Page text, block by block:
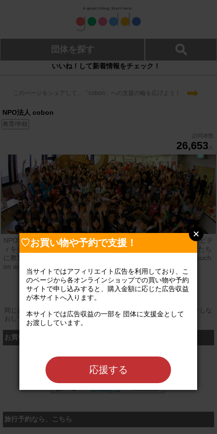
団体を探す
いいね！して新着情報をチェック！
このページをシェアして、「cobon」への支援の輪を広げよう！ ➡
NPO法人 cobon
教育/学校
訪問者数
26,653 人
NPO法人cobonは、「仕事を通して社会性を養い、クリエイティビテ
ィを発揮しよう」をテーマに6年間で約13,000名を超える子どもたち
に教育活動（まちづくりプログラム「KidsCity!」、芸術体験「Touch
on art」など）を提供しています。
公式サイト
同じお買い物やお申し込みを複数回行う場合は、そのたびにクリックしな
おしてください
お買い物するなら、こちら
シャディ
旅行予約なら、こちら
♡お買い物や予約で支援！
当サイトではアフィリエイト広告を利用しており、こ
のページから各オンラインショップでの買い物や予約
サイトで申し込みすると、購入金額に応じた広告収益
が本サイトへ入ります。
本サイトでは広告収益の一部を 団体に支援金として
お渡ししています。
応援する